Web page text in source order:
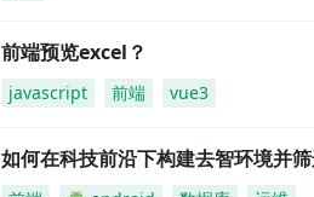
前端预览excel？
javascript 前端 vue3
如何在科技前沿下构建去智环境并